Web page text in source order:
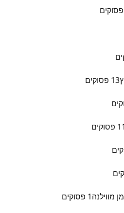
פסוקים
13 פסוקים
11 פסוקים
מווילנה1 פסוקים